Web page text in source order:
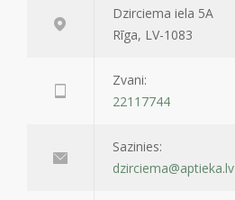
Dzirciema iela 5A
Rīga, LV-1083
Zvani:
22117744
Sazinies:
dzirciema@aptieka.lv